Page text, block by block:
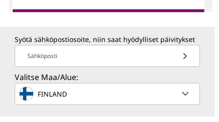
Syötä sähköpostiosoite, niin saat hyödylliset päivitykset
Sähköposti
Valitse Maa/Alue:
FINLAND